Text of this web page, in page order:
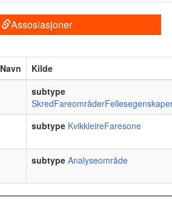
Assosiasjoner
Navn
Kilde
subtype
subtype KvikkleireFaresone
subtype Analyseområde